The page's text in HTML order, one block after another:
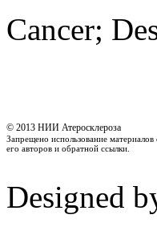
Cancer;
© 2013 НИИ Атеросклероза
Запрещено использование материалов
его авторов и обратной ссылки.
Designed